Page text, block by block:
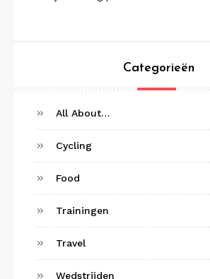
Categorieën
All About…
Cycling
Food
Trainingen
Travel
Wedstrijden